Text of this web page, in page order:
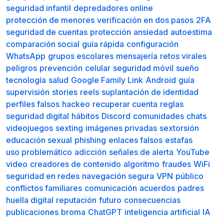
seguridad infantil depredadores online
protección de menores verificación en dos pasos 2FA
seguridad de cuentas protección ansiedad autoestima
comparación social guía rápida configuración
WhatsApp grupos escolares mensajería retos virales
peligros prevención celular seguridad móvil sueño
tecnología salud Google Family Link Android guía
supervisión stories reels suplantación de identidad
perfiles falsos hackeo recuperar cuenta reglas
seguridad digital hábitos Discord comunidades chats
videojuegos sexting imágenes privadas sextorsión
educación sexual phishing enlaces falsos estafas
uso problemático adicción señales de alerta YouTube
video creadores de contenido algoritmo fraudes WiFi
seguridad en redes navegación segura VPN público
conflictos familiares comunicación acuerdos padres
huella digital reputación futuro consecuencias
publicaciones broma ChatGPT inteligencia artificial IA